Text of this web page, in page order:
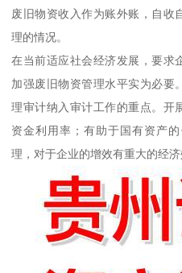
废旧物资收入作为账外账，自收
理的情况。
在当前适应社会经济发展，要求
加强废旧物资管理水平实为必要
理审计纳入审计工作的重点。开
资金利用率；有助于国有资产
理，对于企业的增效有重大的经济